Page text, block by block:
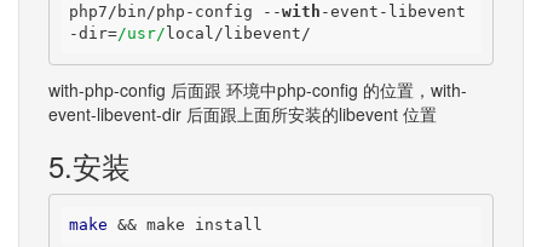
php7/bin/php-config --with -event-libevent
-dir=/usr/ local/libevent/
with-php-config 后面跟 环境中php-config 的位置，with-
event-libevent-dir 后面跟上面所安装的libevent 位置
5.安装
make && make install